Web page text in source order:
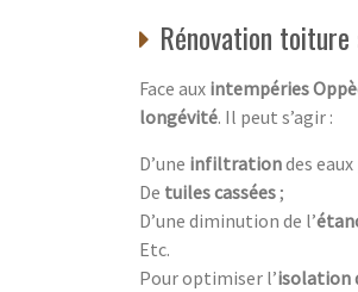
Rénovation
Face aux intempéries
longévité. Il peut s’agir :
D’une infiltrationdes
De tuiles cassées ;
D’une diminution de l’
Etc.
Pour optimiser l’isolation